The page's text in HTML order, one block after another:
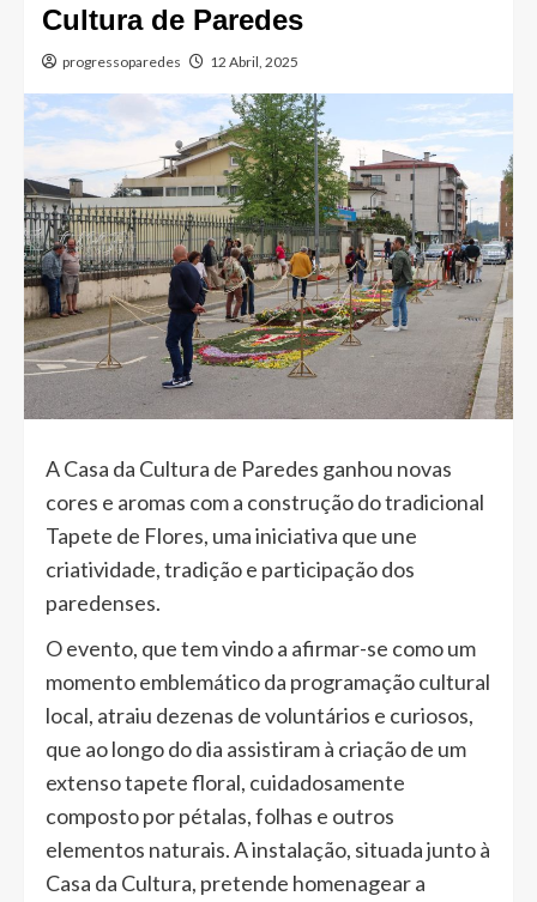
Cultura de Paredes
progressoparedes 12 Abril, 2025
A Casa da Cultura de Paredes ganhou novas
cores e aromas com a construção do tradicional
Tapete de Flores, uma iniciativa que une
criatividade, tradição e participação dos
paredenses.
O evento, que tem vindo a afirmar-se como um
momento emblemático da programação cultural
local, atraiu dezenas de voluntários e curiosos,
que ao longo do dia assistiram à criação de um
extenso tapete floral, cuidadosamente
composto por pétalas, folhas e outros
elementos naturais. A instalação, situada junto à
Casa da Cultura, pretende homenagear a